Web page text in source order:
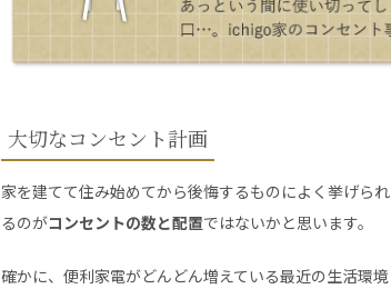
大切なコンセント計画
家を建てて住み始めてから後悔するものによく挙げられ
るのがコンセントの数と配置ではないかと思います。
確かに、便利家電がどんどん増えている最近の生活環境